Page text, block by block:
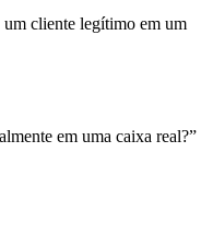
um cliente legítimo em um
em uma caixa real?”